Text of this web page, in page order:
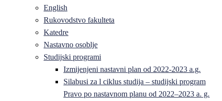
English
Rukovodstvo fakulteta
Katedre
Nastavno osoblje
Studijski programi
Izmijenjeni nastavni plan od 2022-2023 a.g.
Silabusi za l ciklus studija – studijski program
Pravo po nastavnom planu od 2022–2023 a. g.